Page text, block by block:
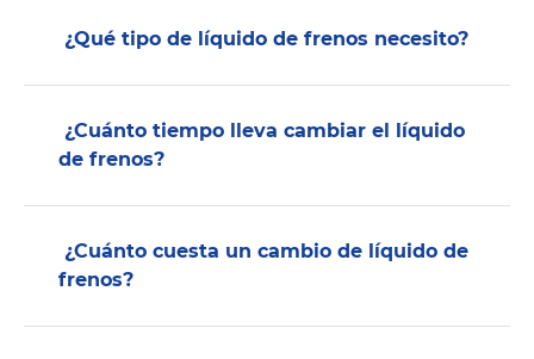
¿Qué tipo de líquido de frenos necesito?
¿Cuánto tiempo lleva cambiar el líquido
de frenos?
¿Cuánto cuesta un cambio de líquido de
frenos?